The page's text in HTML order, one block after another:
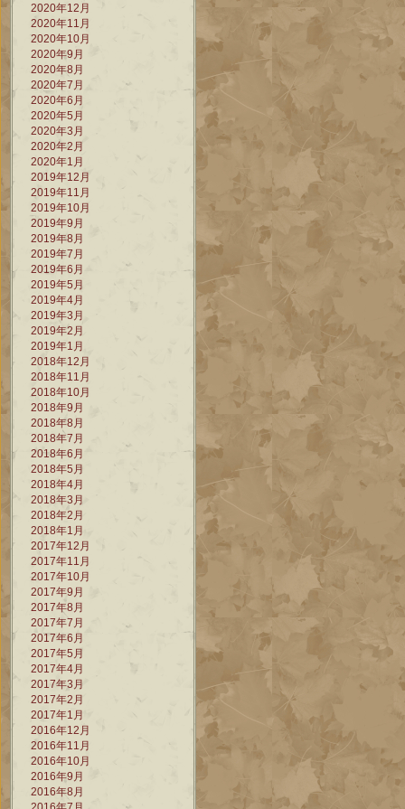
2020年12月
2020年11月
2020年10月
2020年9月
2020年8月
2020年7月
2020年6月
2020年5月
2020年3月
2020年2月
2020年1月
2019年12月
2019年11月
2019年10月
2019年9月
2019年8月
2019年7月
2019年6月
2019年5月
2019年4月
2019年3月
2019年2月
2019年1月
2018年12月
2018年11月
2018年10月
2018年9月
2018年8月
2018年7月
2018年6月
2018年5月
2018年4月
2018年3月
2018年2月
2018年1月
2017年12月
2017年11月
2017年10月
2017年9月
2017年8月
2017年7月
2017年6月
2017年5月
2017年4月
2017年3月
2017年2月
2017年1月
2016年12月
2016年11月
2016年10月
2016年9月
2016年8月